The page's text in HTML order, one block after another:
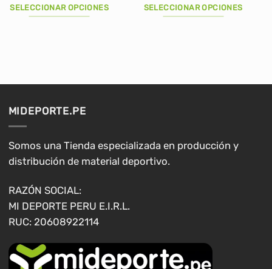
SELECCIONAR OPCIONES
se
pueden
elegir
en
página
de
producto
original
era:
actual
es:
SELECCIONAR OPCIONES
elegir
en
MIDEPORTE.PE
Somos una Tienda especializada en producción y
distribución de material deportivo.
RAZÓN SOCIAL:
MI DEPORTE PERU E.I.R.L.
RUC: 20608922114